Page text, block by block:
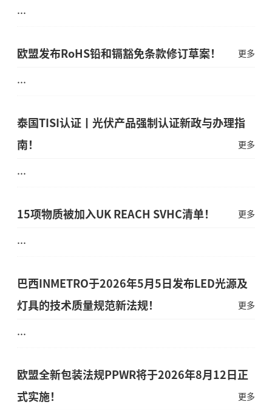
...
欧盟发布RoHS铅和镉豁免条款修订草案！ 更多
...
泰国TISI认证丨光伏产品强制认证新政与办理指
南！
更多
...
15项物质被加入UK REACH SVHC清单！ 更多
...
巴西INMETRO于2026年5月5日发布LED光源及
灯具的技术质量规范新法规！
更多
...
欧盟全新包装法规PPWR将于2026年8月12日正
式实施！
更多